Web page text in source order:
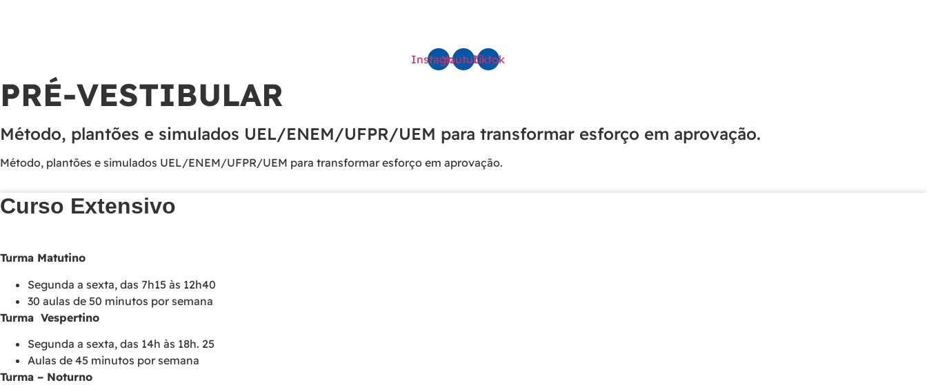
Instagram
YoutubeTiktok
PRÉ‑VESTIBULAR
Método, plantões e simulados UEL/ENEM/UFPR/UEM para transformar esforço em aprovação.
Método, plantões e simulados UEL/ENEM/UFPR/UEM para transformar esforço em aprovação.
Curso Extensivo
Turma Matutino
Segunda a sexta, das 7h15 às 12h40
30 aulas de 50 minutos por semana
Turma Vespertino
Segunda a sexta, das 14h às 18h. 25
Aulas de 45 minutos por semana
Turma – Noturno